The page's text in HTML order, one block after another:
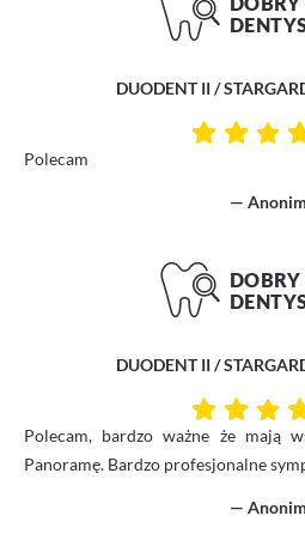
DUODENT II /
Polecam
— Anonim
DUODENT II /
Polecam, bardzo ważne że mają
Panoramę. Bardzo profesjonalne
— Anonim